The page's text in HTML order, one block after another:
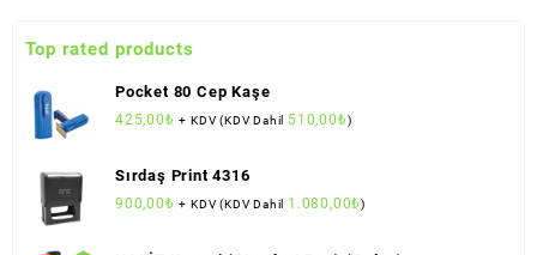
Top rated products
Pocket 80 Cep Kaşe
425,00₺ + KDV (KDV Dahil 510,00₺)
Sırdaş Print 4316
900,00₺ + KDV (KDV Dahil 1.080,00₺)